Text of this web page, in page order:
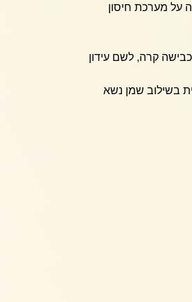
על מערכת חיסון
קרה, לשם עידון
בשילוב שמן נשא